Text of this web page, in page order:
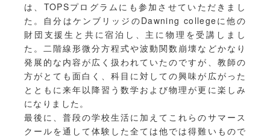
は、TOPSプログラムにも参加させていただきまし
た。自分はケンブリッジのDawning collegeに他の
財団支援生と共に宿泊し、主に物理を受講しまし
た。二階線形微分方程式や波動関数崩壊などかなり
発展的な内容が広く扱われていたのですが、教師の
方がとても面白く、科目に対しての興味が広がった
とともに来年以降習う数学および物理が更に楽しみ
になりました。
最後に、普段の学校生活に加えてこれらのサマース
クールを通して体験した全ては他では得難いもので